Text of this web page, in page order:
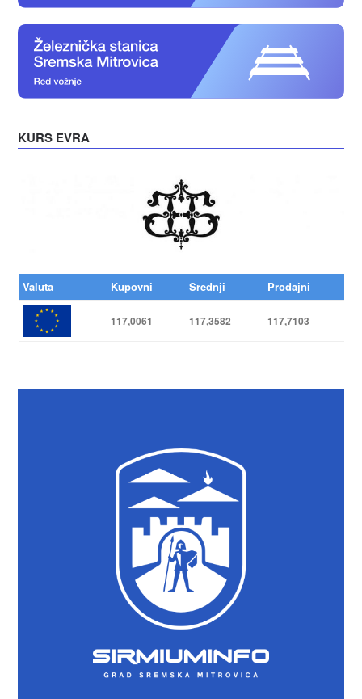
KURS EVRA
Valuta Kupovni Srednji Prodajni
117,0061 117,3582 117,7103